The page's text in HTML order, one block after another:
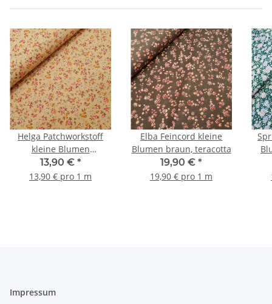
Helga Patchworkstoff
kleine Blumen
beige,orange, rot, braun
13,90 € *
13,90 € pro 1 m
Elba Feincord kleine
Blumen braun, teracotta
19,90 € *
19,90 € pro 1 m
Impressum